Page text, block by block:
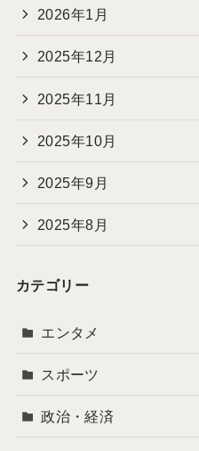
2026年1月
2025年12月
2025年11月
2025年10月
2025年9月
2025年8月
カテゴリー
エンタメ
スポーツ
政治・経済